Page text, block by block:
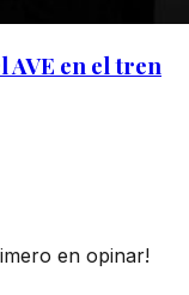
AVE en el tren
en opinar!